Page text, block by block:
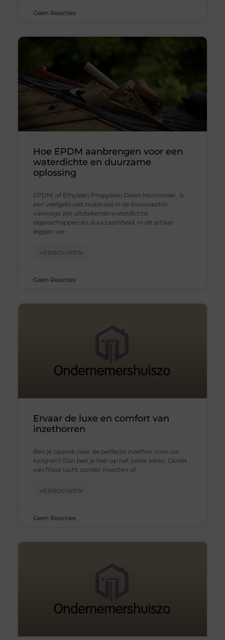
Geen Reacties
Hoe EPDM aanbrengen voor een
waterdichte en duurzame
oplossing
EPDM, of Ethyleen Propyleen Dieen Monomeer, is
een veelgebruikt materiaal in de bouwsector
vanwege zijn uitstekende waterdichte
eigenschappen en duurzaamheid. In dit artikel
leggen we
VERBOUWEN
Geen Reacties
Ervaar de luxe en comfort van
inzethorren
Ben je opzoek naar de perfecte inzethor voor uw
kozijnen? Dan ben je hier op het juiste adres. Geniet
van frisse lucht zonder insecten of
VERBOUWEN
Geen Reacties